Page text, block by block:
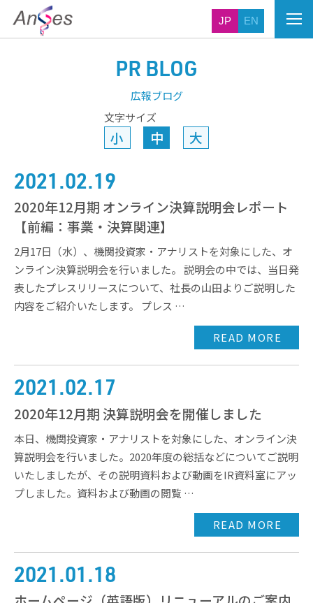
JP EN
PR BLOG
広報ブログ
文字サイズ
小 中 大
2021.02.19
2020年12月期 オンライン決算説明会レポート
【前編：事業・決算関連】
2月17日（水）、機関投資家・アナリストを対象にした、オ
ンライン決算説明会を行いました。 説明会の中では、当日発
表したプレスリリースについて、社長の山田よりご説明した
内容をご紹介いたします。 プレス …
READ MORE
2021.02.17
2020年12月期 決算説明会を開催しました
本日、機関投資家・アナリストを対象にした、オンライン決
算説明会を行いました。2020年度の総括などについてご説明
いたしましたが、その説明資料および動画をIR資料室にアッ
プしました。資料および動画の閲覧 …
READ MORE
2021.01.18